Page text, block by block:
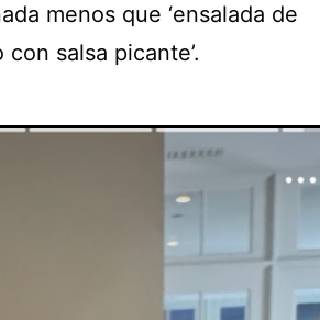
menos que ‘ensalada de
salsa picante’.